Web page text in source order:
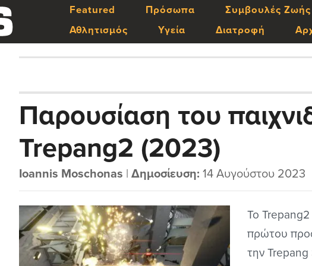
Featured Πρόσωπα Συμβουλές Ζωής
Αθλητισμός
Υγεία Διατροφή
Παρουσίαση του
Trepang2 (2023)
Ioannis Moschonas |Δημοσίευση: 14 Αυγούστου 2023
Το Trepang2
πρώτου
την